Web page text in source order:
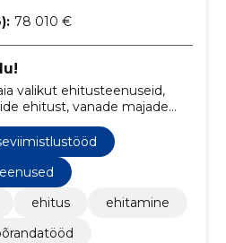
78 010 €
valikut ehitusteenuseid,
ehitust, vanade majade
rajamist.
ehitus
ehitamine